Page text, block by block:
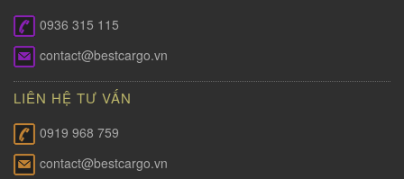
0936 315 115
contact@bestcargo.vn
LIÊN HỆ TƯ VẤN
0919 968 759
contact@bestcargo.vn